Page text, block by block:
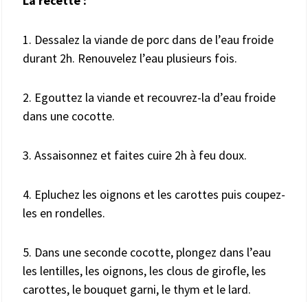
1. Dessalez la viande de porc dans de l’eau froide
durant 2h. Renouvelez l’eau plusieurs fois.
2. Egouttez la viande et recouvrez-la d’eau froide
dans une cocotte.
3. Assaisonnez et faites cuire 2h à feu doux.
4. Epluchez les oignons et les carottes puis coupez-
les en rondelles.
5. Dans une seconde cocotte, plongez dans l’eau
les lentilles, les oignons, les clous de girofle, les
carottes, le bouquet garni, le thym et le lard.